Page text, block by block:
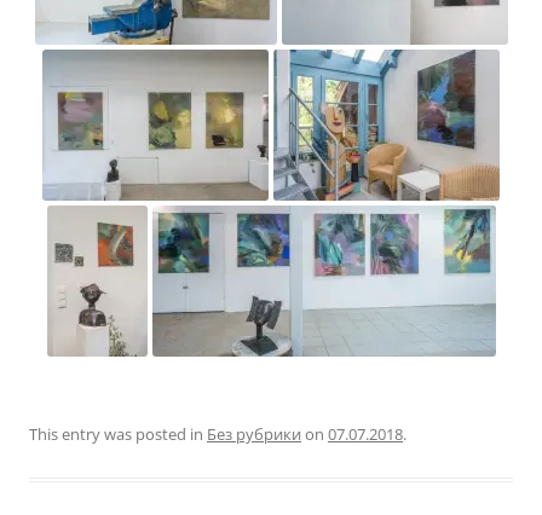
This entry was posted in Без рубрики on 07.07.2018.